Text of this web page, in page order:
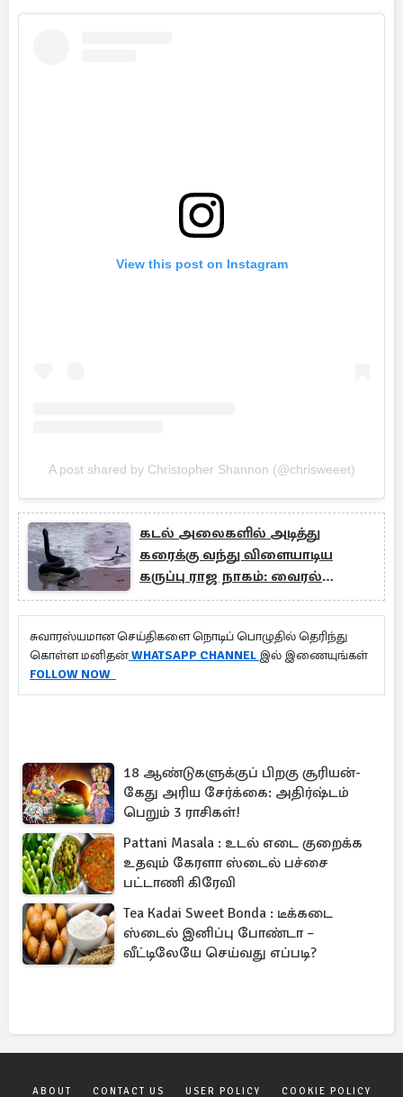
View this post on Instagram
A post shared by Christopher Shannon (@chrisweeet)
கடல் அலைகளில் அடித்து
கரைக்கு வந்து விளையாடிய
கருப்பு ராஜ நாகம்: வைரல்
காணொளி
சுவாரஸ்யமான செய்திகளை நொடிப் பொழுதில் தெரிந்து
கொள்ள மனிதன்WHATSAPP CHANNEL இல் இணையுங்கள்
FOLLOW NOW
18 ஆண்டுகளுக்குப் பிறகு சூரியன்-
கேது அரிய சேர்க்கை: அதிர்ஷ்டம்
பெறும் 3 ராசிகள்!
Pattani Masala : உடல் எடை குறைக்க
உதவும் கேரளா ஸ்டைல் பச்சை
பட்டாணி கிரேவி
Tea Kadai Sweet Bonda : டீக்கடை
ஸ்டைல் இனிப்பு போண்டா –
வீட்டிலேயே செய்வது எப்படி?
ABOUT CONTACT US USER POLICY COOKIE POLICY